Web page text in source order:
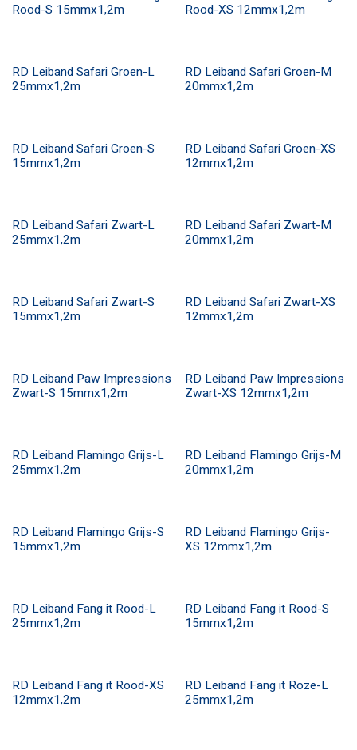
Rood-S 15mmx1,2m
Rood-XS 12mmx1,2m
RD Leiband Safari Groen-L
25mmx1,2m
RD Leiband Safari Groen-M
20mmx1,2m
RD Leiband Safari Groen-S
15mmx1,2m
RD Leiband Safari Groen-XS
12mmx1,2m
RD Leiband Safari Zwart-L
25mmx1,2m
RD Leiband Safari Zwart-M
20mmx1,2m
RD Leiband Safari Zwart-S
15mmx1,2m
RD Leiband Safari Zwart-XS
12mmx1,2m
RD Leiband Paw Impressions
Zwart-S 15mmx1,2m
RD Leiband Paw Impressions
Zwart-XS 12mmx1,2m
RD Leiband Flamingo Grijs-L
25mmx1,2m
RD Leiband Flamingo Grijs-M
20mmx1,2m
RD Leiband Flamingo Grijs-S
15mmx1,2m
RD Leiband Flamingo Grijs-
XS 12mmx1,2m
RD Leiband Fang it Rood-L
25mmx1,2m
RD Leiband Fang it Rood-S
15mmx1,2m
RD Leiband Fang it Rood-XS
12mmx1,2m
RD Leiband Fang it Roze-L
25mmx1,2m